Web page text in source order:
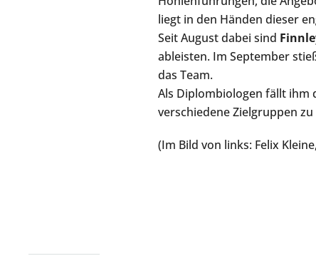
liegt in den Händen dieser
Seit August dabei sind
ableisten. Im September
das Team.
Als Diplombiologen fällt ihm
verschiedene Zielgruppen
(Im Bild von links: Felix